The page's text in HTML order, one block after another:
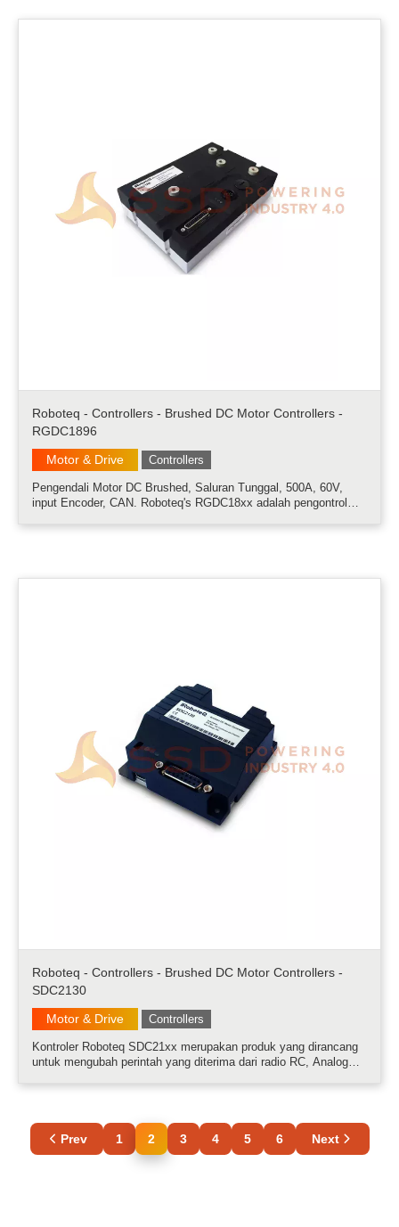
Roboteq - Controllers - Brushed DC Motor Controllers -
RGDC1896
Motor & Drive
Controllers
Pengendali Motor DC Brushed, Saluran Tunggal, 500A, 60V,
input Encoder, CAN. Roboteq's RGDC18xx adalah pengontrol
Roboteq - Controllers - Brushed DC Motor Controllers -
SDC2130
Motor & Drive
Controllers
Kontroler Roboteq SDC21xx merupakan produk yang dirancang
untuk mengubah perintah yang diterima dari radio RC, Analog
Prev 1 2 3 4 5 6 Next